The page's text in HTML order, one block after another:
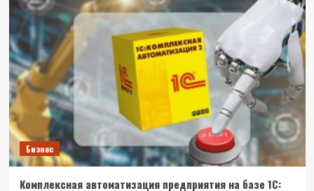
Бизнес
Комплексная автоматизация предприятия на базе 1С: